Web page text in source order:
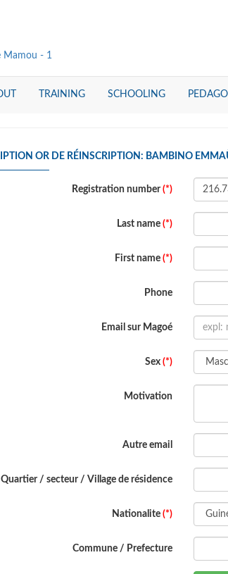
Mamou - 1
TRAINING SCHOOLING
OR DE RÉINSCRIPTION: BAMBINO
Registration number(*)
Last name (*)
First name (*)
Phone
Email sur Magoé
Sex (*)
Motivation
Autre email
Quartier / secteur / Village de résidence
Nationalite (*)
Commune / Prefecture